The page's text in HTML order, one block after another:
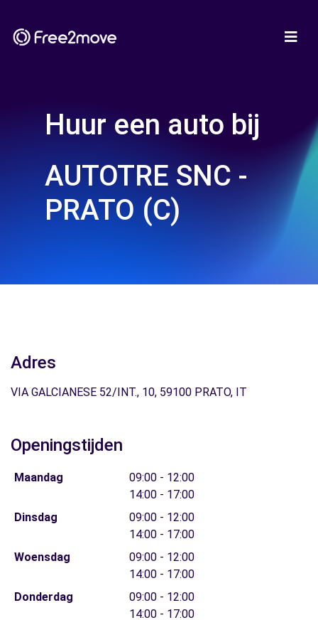
Huur een auto bij
AUTOTRE SNC -
PRATO (C)
Adres
VIA GALCIANESE 52/INT., 10, 59100 PRATO, IT
Openingstijden
Maandag
09:00 - 12:00
14:00 - 17:00
Dinsdag
09:00 - 12:00
14:00 - 17:00
Woensdag
09:00 - 12:00
14:00 - 17:00
Donderdag
09:00 - 12:00
14:00 - 17:00